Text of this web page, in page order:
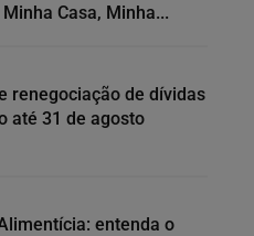
Casa, Minha...
renegociação de dívidas
até 31 de agosto
entenda o